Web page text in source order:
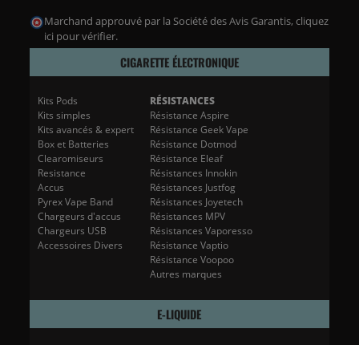
Marchand approuvé par la Société des Avis Garantis, cliquez
ici pour vérifier.
CIGARETTE ÉLECTRONIQUE
Kits Pods
Kits simples
Kits avancés & expert
Box et Batteries
Clearomiseurs
Resistance
Accus
Pyrex Vape Band
Chargeurs d'accus
Chargeurs USB
Accessoires Divers
RÉSISTANCES
Résistance Aspire
Résistance Geek Vape
Résistance Dotmod
Résistance Eleaf
Résistances Innokin
Résistances Justfog
Résistances Joyetech
Résistances MPV
Résistances Vaporesso
Résistance Vaptio
Résistance Voopoo
Autres marques
E-LIQUIDE